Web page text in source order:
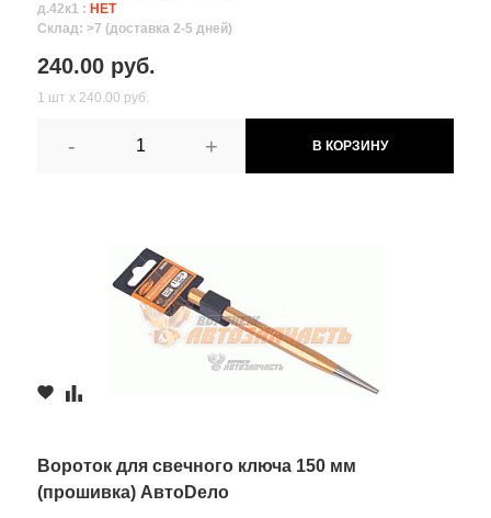
д.42к1 : НЕТ
Склад: >7 (доставка 2-5 дней)
240.00 руб.
1 шт х 240.00 руб.
- + В КОРЗИНУ
Вороток для свечного ключа 150 мм
(прошивка) АвтоDело